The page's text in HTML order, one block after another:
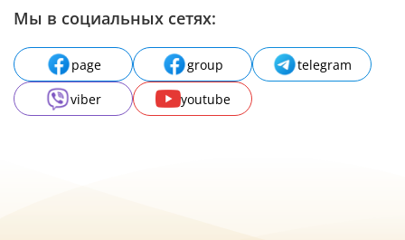
Мы в социальных сетях:
page group
telegram
viber
youtube